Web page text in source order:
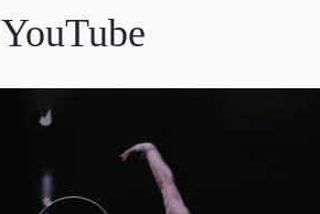
YouTube